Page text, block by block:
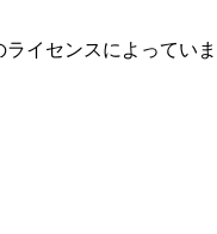
イセンスによってい